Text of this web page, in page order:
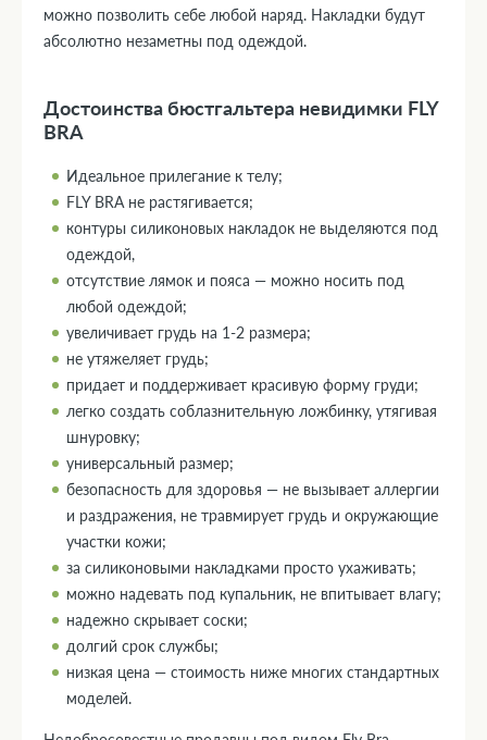
можно позволить себе любой наряд. Накладки будут
абсолютно незаметны под одеждой.
Достоинства бюстгальтера невидимки FLY
BRA
Идеальное прилегание к телу;
FLY BRA не растягивается;
контуры силиконовых накладок не выделяются под
одеждой,
отсутствие лямок и пояса — можно носить под
любой одеждой;
увеличивает грудь на 1-2 размера;
не утяжеляет грудь;
придает и поддерживает красивую форму груди;
легко создать соблазнительную ложбинку, утягивая
шнуровку;
универсальный размер;
безопасность для здоровья — не вызывает аллергии
и раздражения, не травмирует грудь и окружающие
участки кожи;
за силиконовыми накладками просто ухаживать;
можно надевать под купальник, не впитывает влагу;
надежно скрывает соски;
долгий срок службы;
низкая цена — стоимость ниже многих стандартных
моделей.